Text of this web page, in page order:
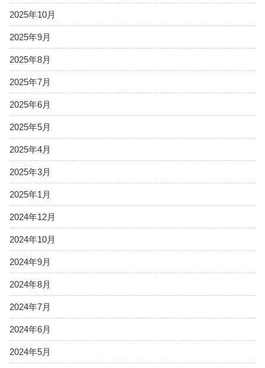
2025年10月
2025年9月
2025年8月
2025年7月
2025年6月
2025年5月
2025年4月
2025年3月
2025年1月
2024年12月
2024年10月
2024年9月
2024年8月
2024年7月
2024年6月
2024年5月